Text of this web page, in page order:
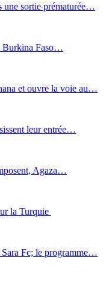
sortie prématurée…
Burkina Faso…
et ouvre la voie au…
leur entrée…
Agaza…
la Turquie
Fc; le programme…